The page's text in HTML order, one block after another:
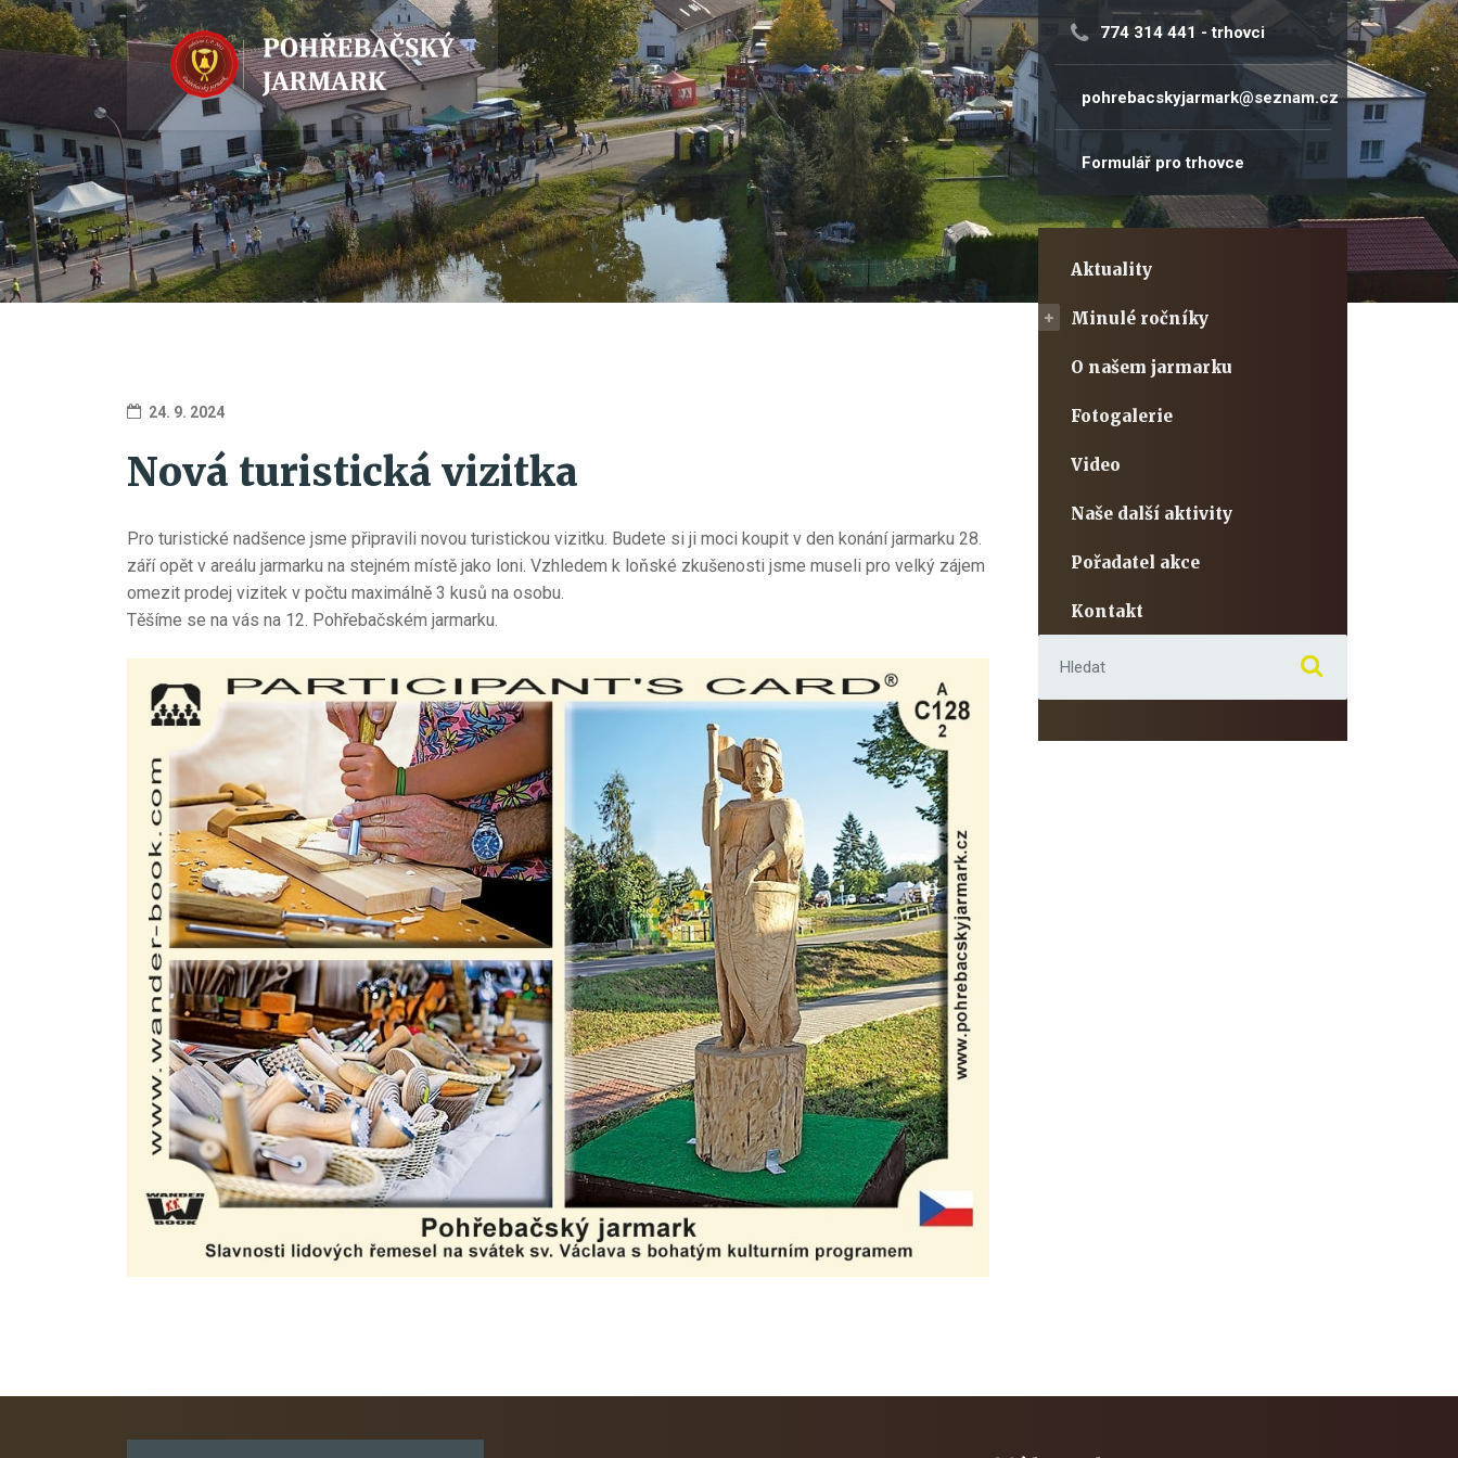
24. 9. 2024
Nová turistická vizitka
Pro turistické nadšence jsme připravili novou turistickou vizitku. Budete si ji moci koupit v den konání jarmarku 28.
září opět v areálu jarmarku na stejném místě jako loni. Vzhledem k loňské zkušenosti jsme museli pro velký zájem
omezit prodej vizitek v počtu maximálně 3 kusů na osobu.
Těšíme se na vás na 12. Pohřebačském jarmarku.
774 314 441 - trhovci
pohrebacskyjarmark@seznam.cz
Formulář pro trhovce
Aktuality
Minulé ročníky
O našem jarmarku
Fotogalerie
Video
Naše další aktivity
Pořadatel akce
Kontakt